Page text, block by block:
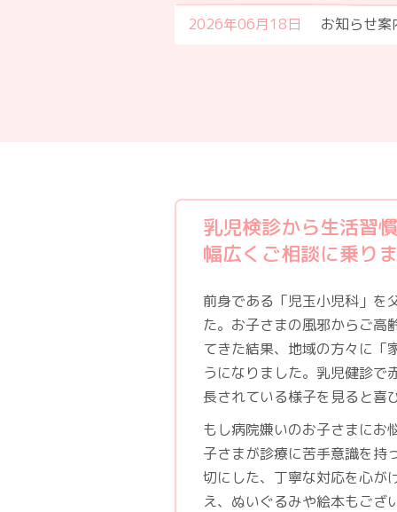
2026年06月18日 お知らせ
乳児検診から生活習
幅広くご相談に乗り
前身である「児玉小児科」を
た。お子さまの風邪からご高
てきた結果、地域の方々に「
うになりました。乳児健診で
長されている様子を見ると喜
もし病院嫌いのお子さまにお
子さまが診療に苦手意識を持
切にした、丁寧な対応を心が
え、ぬいぐるみや絵本もござ